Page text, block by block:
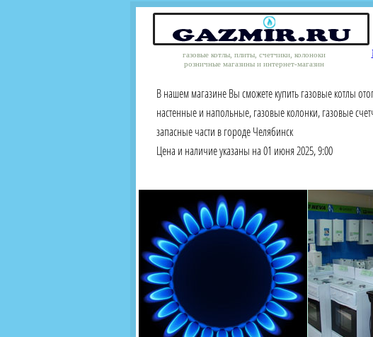
газовые котлы, плиты, счетчики, колоноки
розничные магазины и интернет-магазин
В нашем магазине Вы сможете купить газовые котлы
настенные и напольные, газовые колонки, газовые
запасные части в городе Челябинск
Цена и наличие указаны на 01 июня 2025, 9:00
Мы
для
газа с
России и